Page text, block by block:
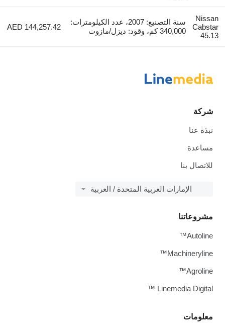
سنة التصنيع: 2007، عدد الكيلومترات:
340,000 كم، وقود: ديزل/مازوت
AED 144,257.42
عنا
بنا
الإمارات العربية المتحدة / العربية
Linemedia